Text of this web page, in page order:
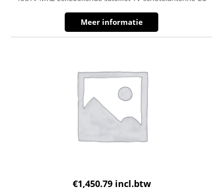
Meer informatie
€1,450.79 incl.btw